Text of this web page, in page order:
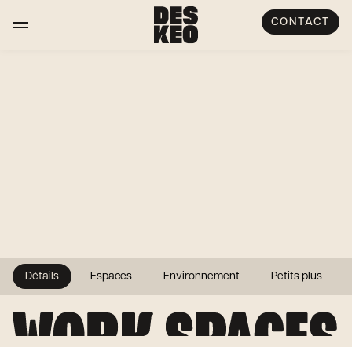
CONTACT
Détails Espaces Environnement Petits plus